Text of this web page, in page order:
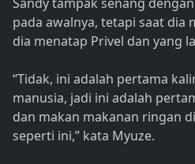
pada awalnya, tetapi saat dia
dia menatap Privel dan yang
“Tidak, ini adalah pertama
manusia, jadi ini adalah
dan makan makanan ringan
seperti ini,” kata Myuze.